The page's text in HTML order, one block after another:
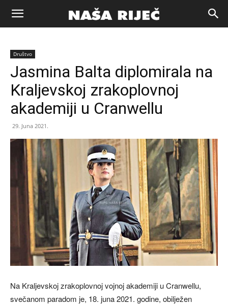
Naša
riječ
Zenica
Društvo
Jasmina Balta diplomirala na
Kraljevskoj zrakoplovnoj
akademiji u Cranwellu
29. Juna 2021.
Na Kraljevskoj zrakoplovnoj vojnoj akademiji u Cranwellu,
svečanom paradom je, 18. juna 2021. godine, obilježen